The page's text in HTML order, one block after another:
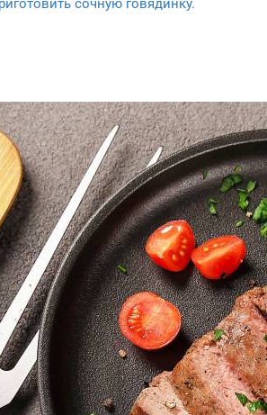
сочную говядинку.